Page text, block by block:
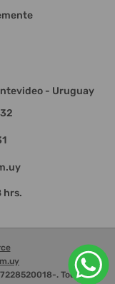
- Uruguay
hrs.
. Todos los